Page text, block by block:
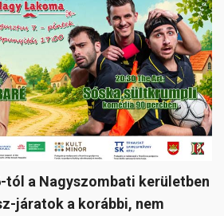
a Nagyszombati kerületben
járatok a korábbi, nem